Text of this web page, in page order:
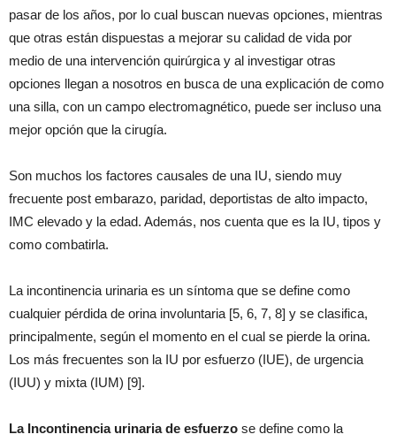
pasar de los años, por lo cual buscan nuevas opciones, mientras
que otras están dispuestas a mejorar su calidad de vida por
medio de una intervención quirúrgica y al investigar otras
opciones llegan a nosotros en busca de una explicación de como
una silla, con un campo electromagnético, puede ser incluso una
mejor opción que la cirugía.
Son muchos los factores causales de una IU, siendo muy
frecuente post embarazo, paridad, deportistas de alto impacto,
IMC elevado y la edad. Además, nos cuenta que es la IU, tipos y
como combatirla.
La incontinencia urinaria es un síntoma que se define como
cualquier pérdida de orina involuntaria [5, 6, 7, 8] y se clasifica,
principalmente, según el momento en el cual se pierde la orina.
Los más frecuentes son la IU por esfuerzo (IUE), de urgencia
(IUU) y mixta (IUM) [9].
La Incontinencia urinaria de esfuerzo se define como la